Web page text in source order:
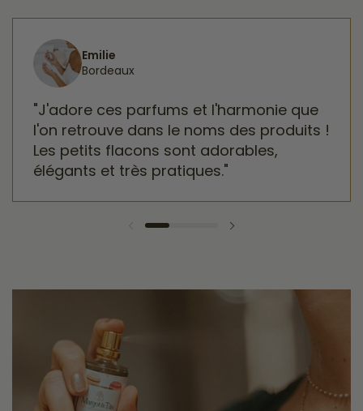
Emilie
Bordeaux
"J'adore ces parfums et l'harmonie que
l'on retrouve dans le noms des produits !
Les petits flacons sont adorables,
élégants et très pratiques."